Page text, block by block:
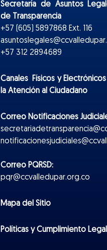
Secretaría de Asuntos
de Transparencia
+57 (605) 5897868 Ext. 116
+57 312 2894689
Canales Físicos yElectrónicos
la Atención al Ciudadano
Correo Notificaciones
Correo PQRSD:
pqr@ccvalledupar.org.co
Mapa del Sitio
Políticas y Cumplimiento Legal